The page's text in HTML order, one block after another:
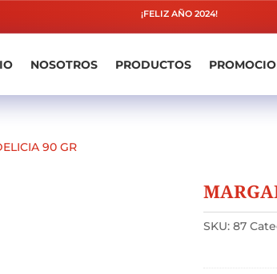
¡FELIZ AÑO 2024!
NOSOTROS PRODUCTOS
90 GR
SKU: 87